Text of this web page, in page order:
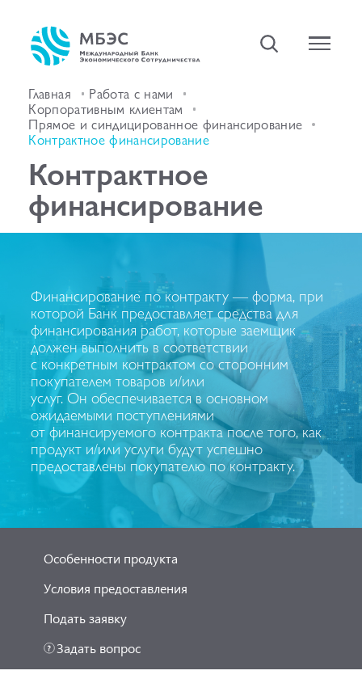
Главная Работа с нами
Корпоративным клиентам
Прямое и синдицированное финансирование
Контрактное финансирование
Контрактное
финансирование
Финансирование по контракту — форма, при
которой Банк предоставляет средства для
финансирования работ, которые заемщик
должен выполнить в соответствии
с конкретным контрактом со сторонним
покупателем товаров и/или
услуг. Он обеспечивается в основном
ожидаемыми поступлениями
от финансируемого контракта после того, как
продукт и/или услуги будут успешно
предоставлены покупателю по контракту.
Особенности продукта
Условия предоставления
Подать заявку
Задать вопрос